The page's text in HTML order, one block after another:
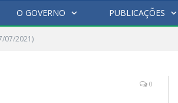
O GOVERNO PUBLICAÇÕES
07/2021)
0